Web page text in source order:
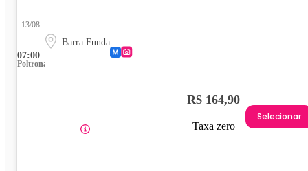
07:00
13/08
Barra Funda
Poltrona
R$ 164,90
Taxa zero
Selecionar